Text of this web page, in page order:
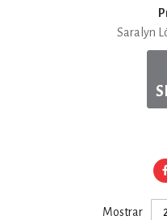
Saralyn
Mostrar